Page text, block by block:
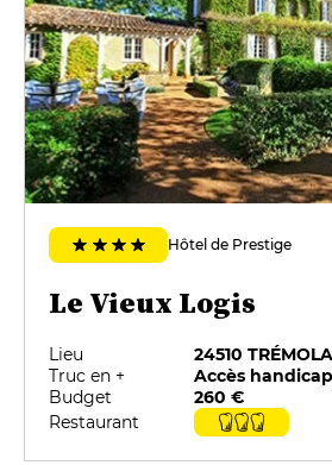
La Pomme Et la Fève
Gelée et Granité
20 €
Éphémère
80 €
130 €
Caprice
160 €
Hôtel de Prestige
Le Vieux Logis
Lieu
24510
Truc en +
Budget
260 €
Restaurant